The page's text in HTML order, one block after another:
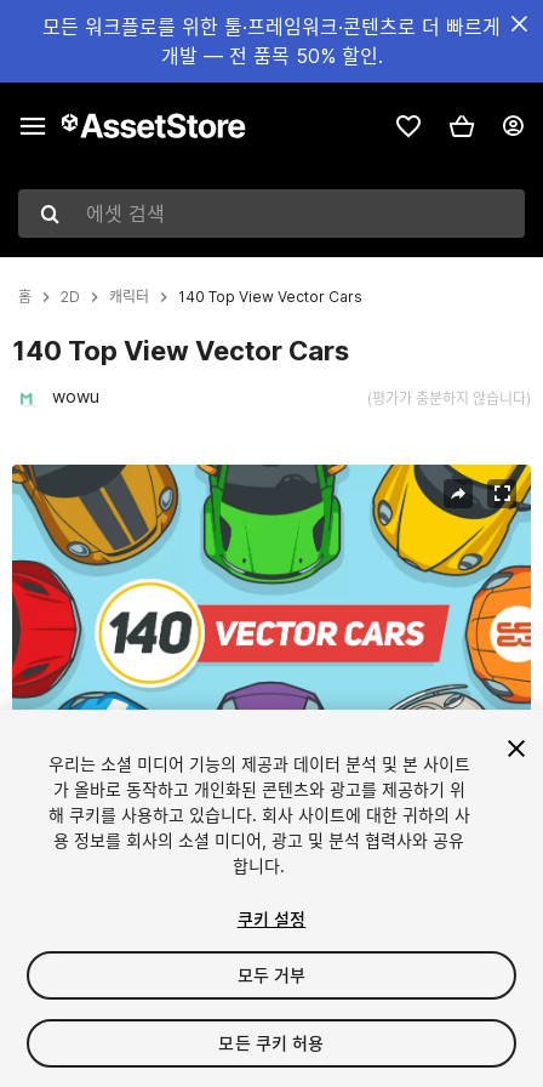
모든 워크플로를 위한 툴·프레임워크·콘텐츠로 더 빠르게
개발 — 전 품목 50% 할인.
에셋 검색
홈 2D 캐릭터 140 Top View Vector Cars
140 Top View Vector Cars
wowu (평가가 충분하지 않습니다)
현재 슬라이드: 1 / 4
1/4
$11.95
세금/부가세는 결제 시 반영됩니다.
우리는 소셜 미디어 기능의 제공과 데이터 분석 및 본 사이트
가 올바로 동작하고 개인화된 콘텐츠와 광고를 제공하기 위
해 쿠키를 사용하고 있습니다. 회사 사이트에 대한 귀하의 사
용 정보를 회사의 소셜 미디어, 광고 및 분석 협력사와 공유
합니다.
쿠키 설정
모두 거부
모든 쿠키 허용